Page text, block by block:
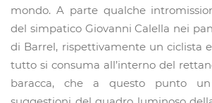
mondo. A parte qualche
del simpatico Giovanni Calella nei
di Barrel, rispettivamente un ciclista
tutto si consuma all’interno del
baracca, che a questo punto